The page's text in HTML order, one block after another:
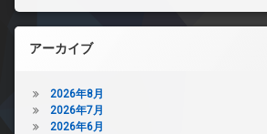
アーカイブ
2026年8月
2026年7月
2026年6月